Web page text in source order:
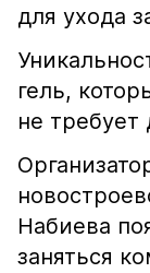
для ухода
гель,
не требует
Набиева
заняться